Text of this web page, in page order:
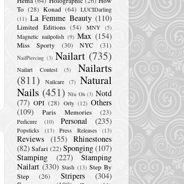
To (28) Konad (64) LUCIDarling
(11) La Femme Beauty (110)
Limited Editions (54) MNY (5)
Magnetic nailpolish (9) Max (154)
Miss Sporty (30) NYC (31)
NailPiercing (3) Nailart (735)
Nailart Contest (5)
Nailarts
(811)
Nailcare (7) Natural
Nails (451) Nfu Oh (3) Notd
(77) OPI (28) Orly (12) Others
(109)
Paris Memories (23)
Pedicure (10) Personal (235)
Popsticks (13) Press Releases (13)
Reviews (155) Rhinestones
(82) Safari (22) Sponging(107)
Stamping
(227)
Stamping
Nailart (330) Stash (13) Step By
Step
(26) Stripers
(304)